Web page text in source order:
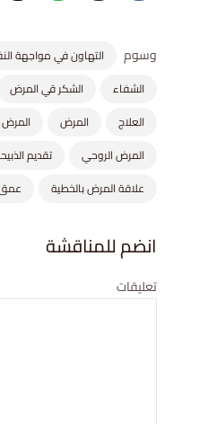
وسوم التهاون في مواجهة
الشفاء
الشكر قي المرض
العلاج
المرض
المرض الروحي
تقديم
علاقة المرض بالخطية
انضم للمناقشة
تعليقات